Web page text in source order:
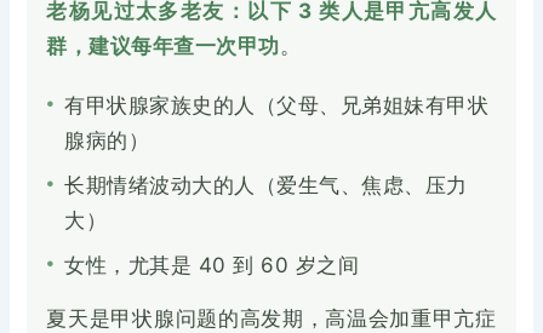
老杨见过太多老友：以下 3 类人是甲亢高发人
群，建议每年查一次甲功。
• 有甲状腺家族史的人（父母、兄弟姐妹有甲状
腺病的）
• 长期情绪波动大的人（爱生气、焦虑、压力
大）
• 女性，尤其是 40 到 60 岁之间
夏天是甲状腺问题的高发期，高温会加重甲亢症